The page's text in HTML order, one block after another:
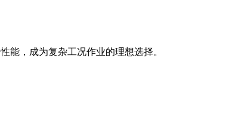
能，成为复杂工况作业的理想选择。